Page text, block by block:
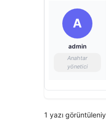
A
admin
Anahtar
yönetici
1 yazı